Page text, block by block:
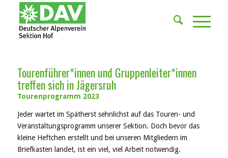
Tourenführer*innen und Gruppenleiter*innen
treffen sich in Jägersruh
Tourenprogramm 2023
Jeder wartet im Spätherst sehnlichst auf das Touren- und
Veranstaltungsprogramm unserer Sektion. Doch bevor das
kleine Heftchen erstellt und bei unseren Mitgliedern im
Briefkasten landet, ist ein viel, viel Arbeit notwendig.